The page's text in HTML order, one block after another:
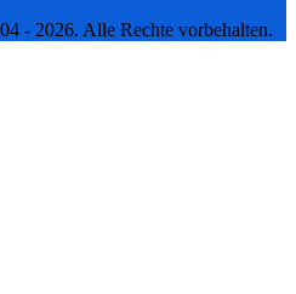
- 2026. Alle Rechte vorbehalten.